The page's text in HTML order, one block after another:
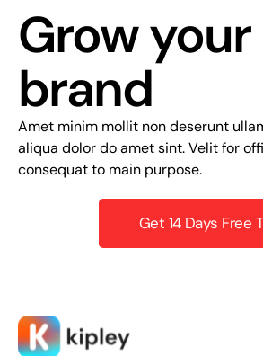
Grow your
brand
Amet minim mollit non deserunt
aliqua dolor do amet sint. Velit for
consequat to main purpose.
Get 14 Days Free